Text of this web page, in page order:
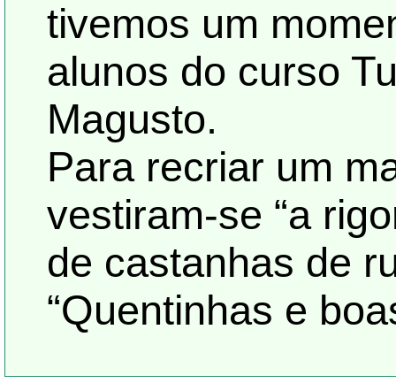
tivemos um
alunos do curso
Magusto.
Para recriar um
vestiram-se “a
de castanhas de
“Quentinhas e